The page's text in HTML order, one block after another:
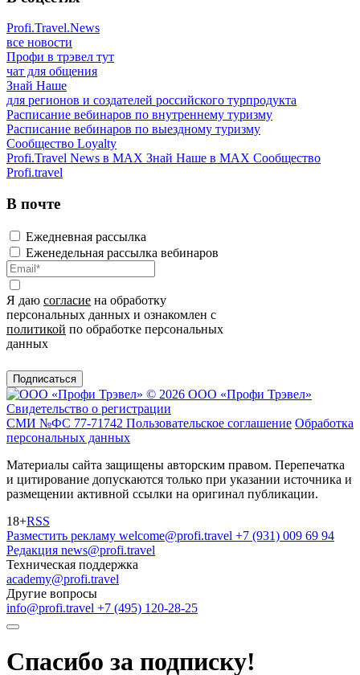
Profi.Travel.News
все новости
Профи в трэвел тут
чат для общения
Знай Наше
для регионов и создателей российского турпродукта
Расписание вебинаров по внутреннему туризму
Расписание вебинаров по выездному туризму
Сообщество Loyalty
Profi.Travel News в MAX Знай Наше в MAX Сообщество
Profi.travel
В почте
Ежедневная рассылка
Еженедельная рассылка вебинаров
Я даю согласие на обработку
персональных данных и ознакомлен с
политикой по обработке персональных
данных
Подписаться
© 2026 ООО «Профи Трэвeл»
Свидетельство о регистрации
СМИ №ФС 77-71742 Пользовательское соглашение Обработка
персональных данных
Материалы сайта защищены авторским правом. Перепечатка
и цитирование допускаются только при указании источника и
размещении активной ссылки на оригинал публикации.
18+RSS
Разместить рекламу welcome@profi.travel +7 (931) 009 69 94
Редакция news@profi.travel
Техническая поддержка
academy@profi.travel
Другие вопросы
info@profi.travel +7 (495) 120-28-25
Спасибо за подписку!